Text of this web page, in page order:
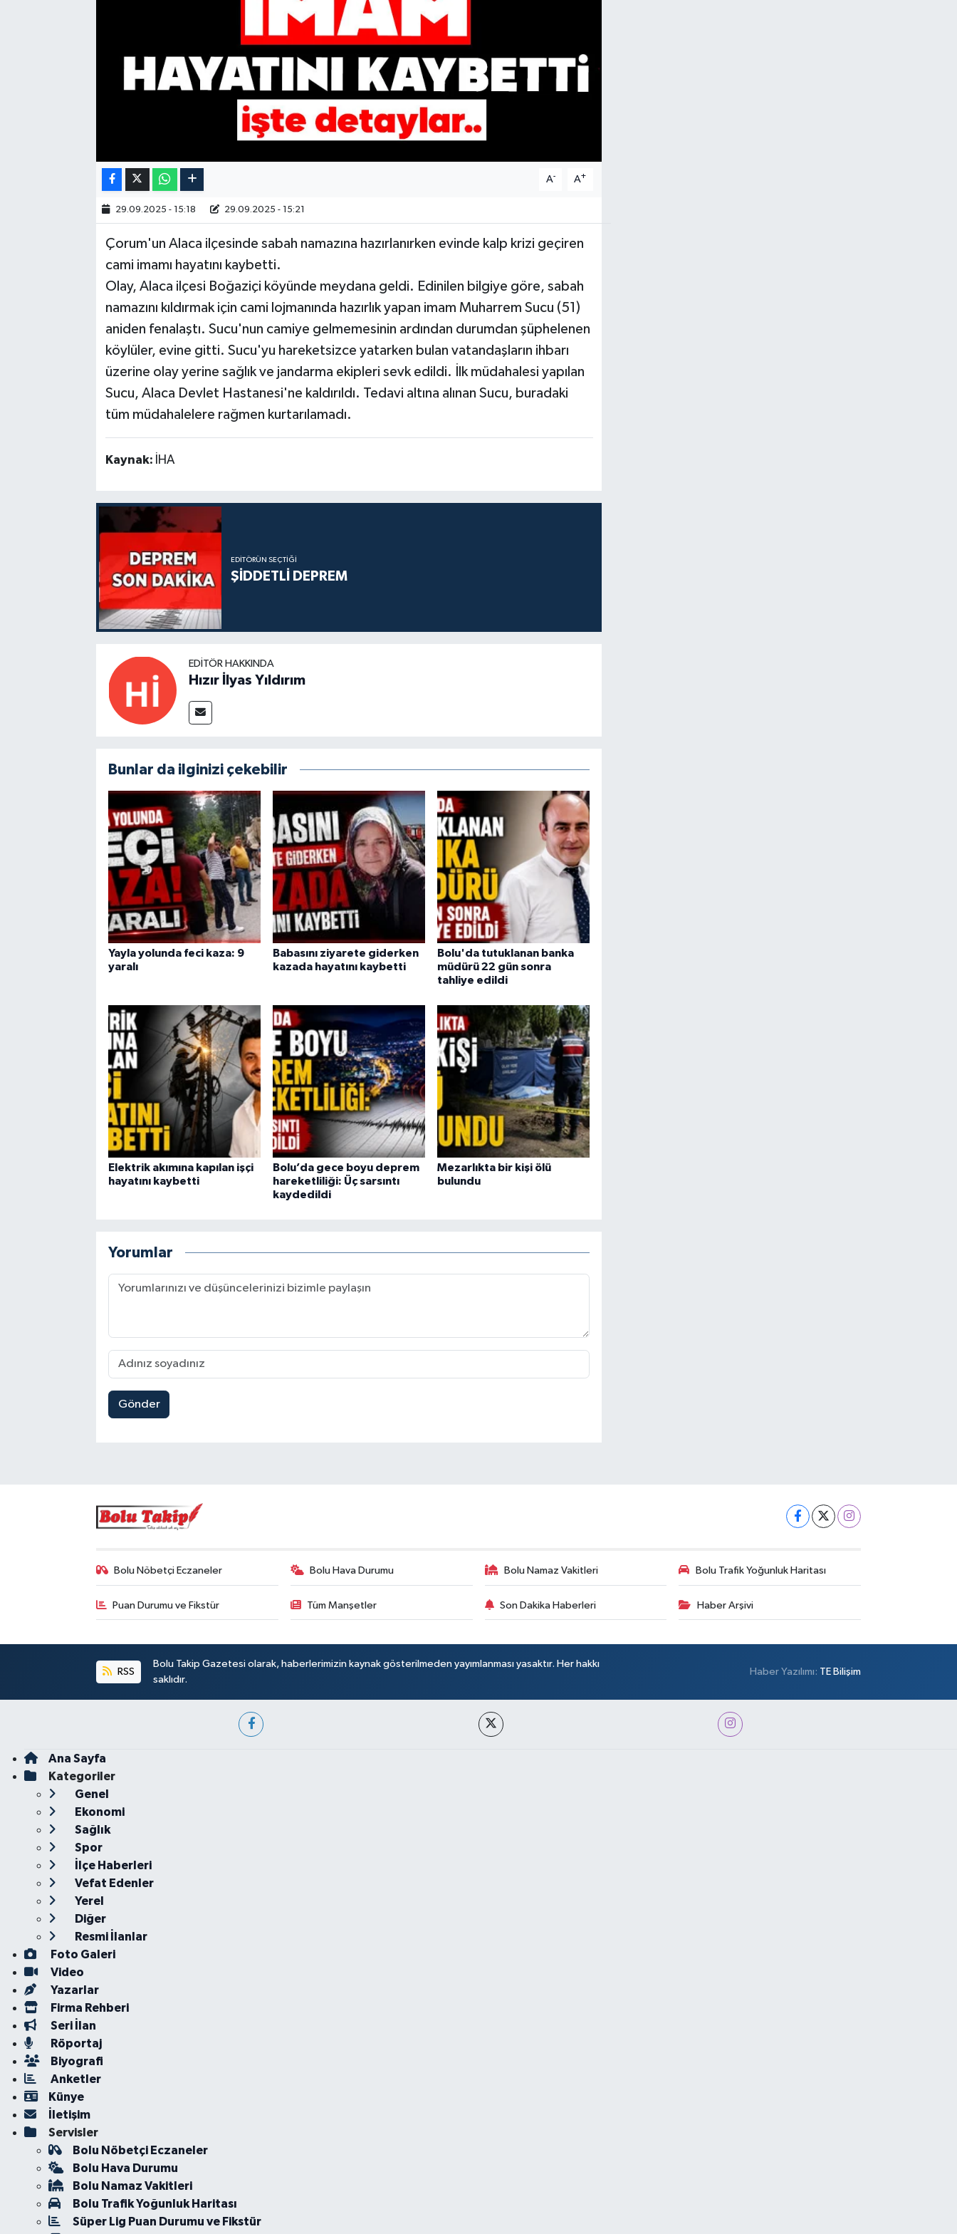
A- A+
29.09.2025 - 15:18 29.09.2025 - 15:21
Çorum'un Alaca ilçesinde sabah namazına hazırlanırken evinde kalp krizi geçiren
cami imamı hayatını kaybetti.
Olay, Alaca ilçesi Boğaziçi köyünde meydana geldi. Edinilen bilgiye göre, sabah
namazını kıldırmak için cami lojmanında hazırlık yapan imam Muharrem Sucu (51)
aniden fenalaştı. Sucu'nun camiye gelmemesinin ardından durumdan şüphelenen
köylüler, evine gitti. Sucu'yu hareketsizce yatarken bulan vatandaşların ihbarı
üzerine olay yerine sağlık ve jandarma ekipleri sevk edildi. İlk müdahalesi yapılan
Sucu, Alaca Devlet Hastanesi'ne kaldırıldı. Tedavi altına alınan Sucu, buradaki
tüm müdahalelere rağmen kurtarılamadı.
Kaynak: İHA
EDITÖRÜN SEÇTIĞI
ŞİDDETLİ DEPREM
EDITÖR HAKKINDA
Hızır İlyas Yıldırım
Bunlar da ilginizi çekebilir
Yayla yolunda feci kaza: 9
yaralı
Babasını ziyarete giderken
kazada hayatını kaybetti
Bolu'da tutuklanan banka
müdürü 22 gün sonra
tahliye edildi
Elektrik akımına kapılan işçi
hayatını kaybetti
Bolu’da gece boyu deprem
hareketliliği: Üç sarsıntı
kaydedildi
Mezarlıkta bir kişi ölü
bulundu
Yorumlar
Gönder
Bolu Nöbetçi Eczaneler Bolu Hava Durumu Bolu Namaz Vakitleri Bolu Trafik Yoğunluk Haritası
Puan Durumu ve Fikstür Tüm Manşetler Son Dakika Haberleri Haber Arşivi
RSS
Bolu Takip Gazetesi olarak, haberlerimizin kaynak gösterilmeden yayımlanması yasaktır. Her hakkı
saklıdır.
Haber Yazılımı: TE Bilişim
Ana Sayfa
Kategoriler
Genel
Ekonomi
Sağlık
Spor
İlçe Haberleri
Vefat Edenler
Yerel
Diğer
Resmi İlanlar
Foto Galeri
Video
Yazarlar
Firma Rehberi
Seri İlan
Röportaj
Biyografi
Anketler
Künye
İletişim
Servisler
Bolu Nöbetçi Eczaneler
Bolu Hava Durumu
Bolu Namaz Vakitleri
Bolu Trafik Yoğunluk Haritası
Süper Lig Puan Durumu ve Fikstür